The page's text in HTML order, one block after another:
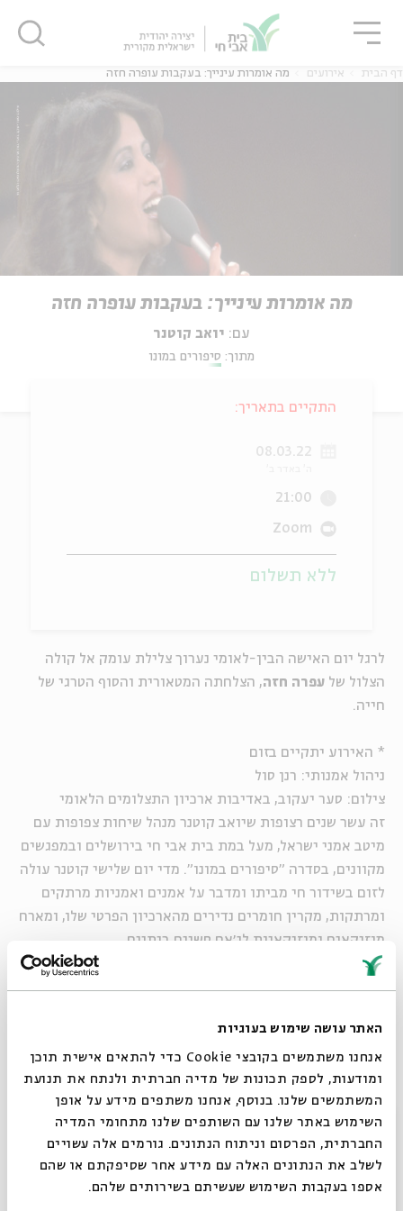
האתר עושה שימוש בעוגיות
אנחנו משתמשים בקובצי Cookie כדי להתאים אישית תוכן
ומודעות, לספק תכונות של מדיה חברתית ולנתח את תנועת
המשתמשים שלנו. בנוסף, אנחנו משתפים מידע על אופן
השימוש באתר שלנו עם השותפים שלנו מתחומי המדיה
החברתית, הפרסום וניתוח הנתונים. גורמים אלה עשויים
לשלב את הנתונים האלה עם מידע אחר שסיפקתם או שהם
אספו בעקבות השימוש שעשיתם בשירותים שלהם.
דף הבית אירועים מה אומרות עינייך: בעקבות עופרה חזה
מה אומרות עינייך: בעקבות עופרה חזה
עם: יואב קוטנר
מתוך: סיפורים במונו
לרגל יום האישה הבין-לאומי נערוך צלילת עומק אל קולה
הצלול של עפרה חזה, הצלחתה המטאורית והסוף הטרגי של
חייה.
* האירוע יתקיים בזום
ניהול אמנותי: רנן סול
צילום: סער יעקוב, באדיבות ארכיון התצלומים הלאומי
זה עשר שנים רצופות שיואב קוטנר מנהל שיחות צפופות עם
מיטב אמני ישראל, מעל במת בית אבי חי בירושלים ובמפגשים
מקוונים, בסדרה "סיפורים במונו". מדי יום שלישי קוטנר עולה
לזום בשידור חי מביתו ומדבר על אמנים ואמניות מרתקים
ומרתקות, מקרין חומרים נדירים מהארכיון הפרטי שלו, ומארח
מוזיקאים ומוזיקאיות לג׳אם סשנים ביתיים.
-
ניהול אמנותי והפקת הסדרה: רנן סול (מונוקרייב), אבישי
חורי, שיר שרוני
טכנאי השידור בזום: ניר לייסט
שיתוף הוספה ליומן הרשמה לאירועים דומים
התקיים בתאריך:
08.03.22
21:00
Zoom
ללא תשלום
סגור
סגור